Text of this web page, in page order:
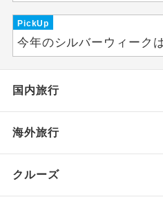
PickUp
今年のシルバーウィーク
国内旅行
海外旅行
クルーズ